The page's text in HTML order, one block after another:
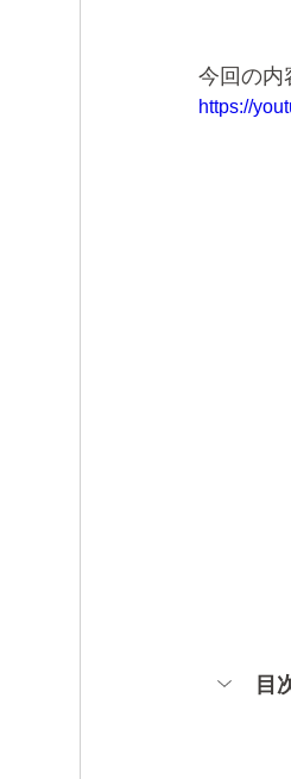
今回の内
https://
目